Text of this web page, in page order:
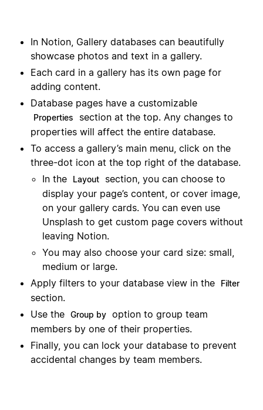
In Notion, Gallery databases can beautifully
showcase photos and text in a gallery.
Each card in a gallery has its own page for
adding content.
Database pages have a customizable
Properties
section at the top. Any changes to
properties will affect the entire database.
To access a gallery’s main menu, click on the
three-dot icon at the top right of the database.
In the
Layout
section, you can choose to
display your page’s content, or cover image,
on your gallery cards. You can even use
Unsplash to get custom page covers without
leaving Notion.
You may also choose your card size: small,
medium or large.
Apply filters to your database view in the
Filter
section.
Use the Group by option to group team
members by one of their properties.
Finally, you can lock your database to prevent
accidental changes by team members.